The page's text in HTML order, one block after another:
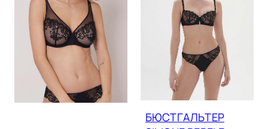
БЮСТГАЛЬТЕР
фуксия
черно-белый
черный
черный/бежевый